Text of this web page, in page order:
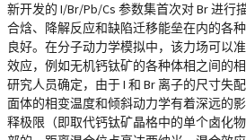
新开发的 I/Br/Pb/Cs 参数集首次对 Br 进行
合焓、降解反应和缺陷迁移能垒在内的各
良好。在分子动力学模拟中，该力场可以
效应，例如无机钙钛矿的各种体相之间的
研究人员确定，由于 I 和 Br 离子的尺寸失
面体的相变温度和倾斜动力学有着深远的
释极限（即取代钙钛矿晶格中的单个卤化